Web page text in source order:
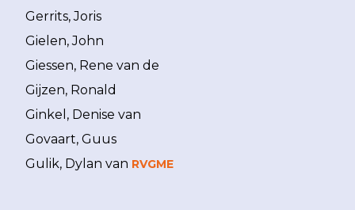
Gerrits, Joris
Gielen, John
Giessen, Rene van de
Gijzen, Ronald
Ginkel, Denise van
Govaart, Guus
Gulik, Dylan van RVGME